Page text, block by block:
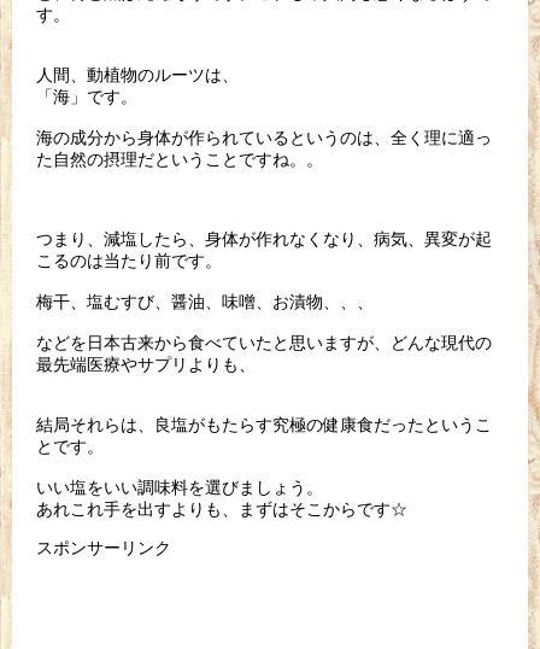
す。
人間、動植物のルーツは、
「海」です。
海の成分から身体が作られているというのは、 全く理に適っ
た自然の摂理だということですね。。
つまり、減塩したら、身体が作れなくなり、病気、 異変が起
こるのは当たり前です。
梅干、塩むすび、醤油、味噌、お漬物、、、
などを日本古来から食べていたと思いますが、
どんな現代の
最先端医療やサプリよりも、
結局それらは、
良塩がもたらす究極の健康食だったというこ
とです。
いい塩をいい調味料を選びましょう。
あれこれ手を出すよりも、まずはそこからです☆
スポンサーリンク